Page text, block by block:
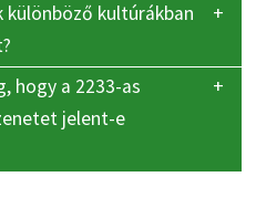
különböző kultúrákban
hogy a 2233-as
jelent-e